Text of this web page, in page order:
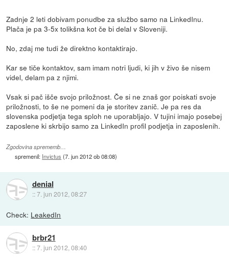
Zadnje 2 leti dobivam ponudbe za službo samo na LinkedInu.
Plača je pa 3-5x tolikšna kot če bi delal v Sloveniji.
No, zdaj me tudi že direktno kontaktirajo.
Kar se tiče kontaktov, sam imam notri ljudi, ki jih v živo še nisem
videl, delam pa z njimi.
Vsak si pač išče svojo priložnost. Če si ne znaš gor poiskati svoje
priložnosti, to še ne pomeni da je storitev zanič. Je pa res da
slovenska podjetja tega sploh ne uporabljajo. V tujini imajo posebej
zaposlene ki skrbijo samo za LinkedIn profil podjetja in zaposlenih.
Zgodovina sprememb…
spremenil: Invictus (7. jun 2012 ob 08:08)
denial
::7. jun 2012, 08:27
Check: LeakedIn
brbr21
::7. jun 2012, 08:40